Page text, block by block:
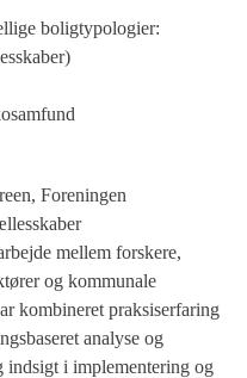
boligtypologier:
Foreningen
mellem forskere,
og kommunale
kombineret praksiserfaring
analyse og
i implementering og